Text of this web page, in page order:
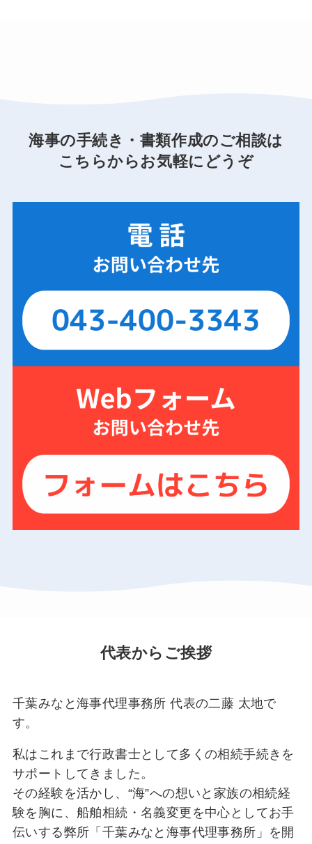
海事の手続き・書類作成のご相談は
こちらからお気軽にどうぞ
代表からご挨拶
千葉みなと海事代理事務所 代表の二藤 太地で
す。
私はこれまで行政書士として多くの相続手続きを
サポートしてきました。
その経験を活かし、“海”への想いと家族の相続経
験を胸に、船舶相続・名義変更を中心としてお手
伝いする弊所「千葉みなと海事代理事務所」を開